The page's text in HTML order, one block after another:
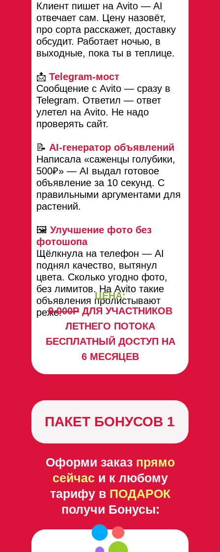
Клиент пишет на Avito — AI
отвечает сам. Цену назовёт,
про сорта расскажет, доставку
обсудит. Работает ночью, в
выходные, пока ты в теплице.
📩 Telegram-мост
Сообщение с Avito — сразу в
Telegram. Ответил — ответ
улетел на Avito. Не надо
проверять сайт.
📝 AI-генератор объявлений
Написала «саженцы голубики,
500₽» — AI выдал готовое
объявление за 10 секунд. С
правильными аргументами для
растений.
🖼 Улучшение фото без
фотошопа
Щёлкнула на телефон — AI
поднял качество, вытянул
цвета. Сколько угодно фото,
без лимитов. На Avito такие
объявления пролистывают
реже.
ЦЕНА:
9 000Р ДЛЯ УЧАСТНИКОВ
ЛЕТНЕГО ПОТОКА
БЕСПЛАТНЫЙ ДОСТУП НА
6 МЕСЯЦЕВ
ПАКЕТ БОНУСОВ 1
Оформи заказ прямо
сейчас и к любому
тарифу в ПОДАРОК
получи Бонусы: